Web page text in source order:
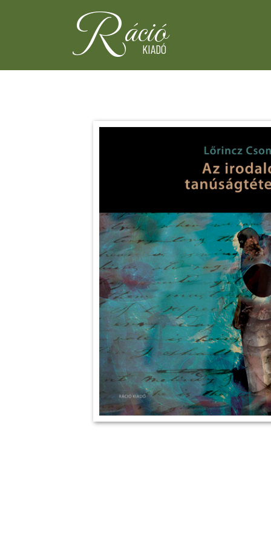
Ráció
KIADÓ